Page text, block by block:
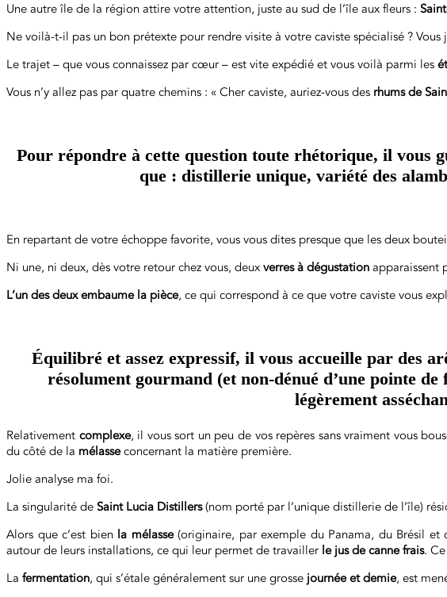
Une autre île de la région attire votre attention, juste au sud de l’île aux fleurs :
Ne voilà-t-il pas un bon prétexte pour rendre visite à votre caviste spécialisé ? Vous
Le trajet – que vous connaissez par cœur – est vite expédié et vous voilà parmi les
Vous n’y allez pas par quatre chemins : « Cher caviste, auriez-vous des rhums de
Pour répondre à cette question toute rhétorique, il vous
que : distillerie unique, variété des
En repartant de votre échoppe favorite, vous vous dites presque que les deux
Ni une, ni deux, dès votre retour chez vous, deux verres à dégustation apparaissent
L’un des deux embaume la pièce, ce qui correspond à ce que votre caviste vous
Équilibré et assez expressif, il vous accueille par des
résolument gourmand (et non-dénué d’une pointe
légèrement
Relativement complexe, il vous sort un peu de vos repères sans vraiment vous
du côté de la mélasseconcernant la matière première.
Jolie analyse ma foi.
La singularité de Saint Lucia Distillers(nom porté par l’unique distillerie de l’île)
Alors que c’est bien la mélasse(originaire, par exemple du Panama, du Brésil et
autour de leurs installations, ce qui leur permet de travailler le jus de canne frais.
La fermentation, qui s’étale généralement sur une grosse journée et demie, est